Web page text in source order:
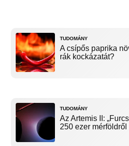
TUDOMÁNY
A csípős paprika
rák kockázatát?
TUDOMÁNY
Az Artemis II:
250 ezer mérföldről